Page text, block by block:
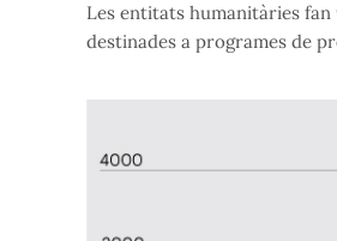
Les entitats humanitàries
destinades a programes de